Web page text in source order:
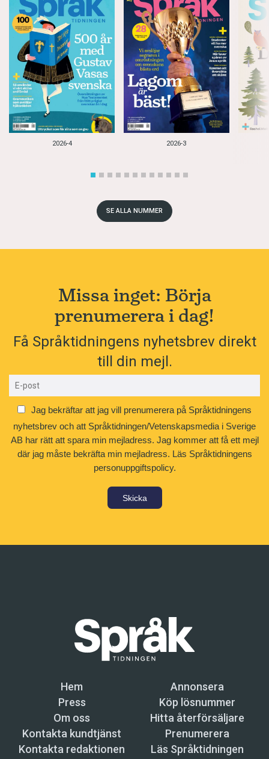
2026-4 2026-3
SE ALLA NUMMER
Missa inget: Börja
prenumerera i dag!
Få Språktidningens nyhetsbrev direkt
till din mejl.
Jag bekräftar att jag vill prenumerera på Språktidningens
nyhetsbrev och att Språktidningen/Vetenskapsmedia i Sverige
AB har rätt att spara min mejladress. Jag kommer att få ett mejl
där jag måste bekräfta min mejladress. Läs Språktidningens
personuppgiftspolicy.
Skicka
Hem
Annonsera
Press
Köp lösnummer
Om oss
Hitta återförsäljare
Kontakta kundtjänst
Prenumerera
Kontakta redaktionen
Läs Språktidningen